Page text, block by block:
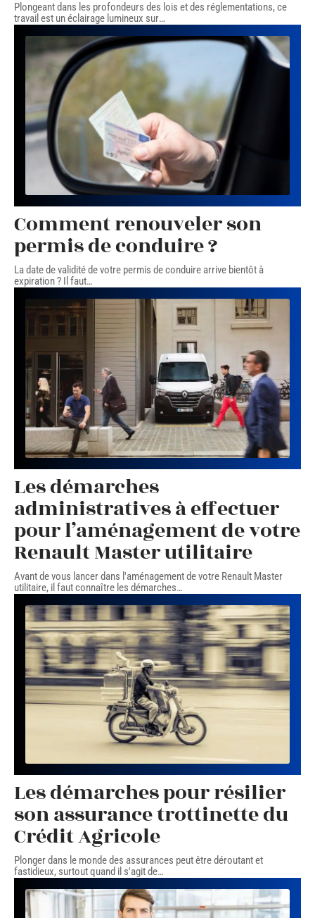
Plongeant dans les profondeurs des lois et des réglementations, ce
travail est un éclairage lumineux sur…
Comment renouveler son
permis de conduire ?
La date de validité de votre permis de conduire arrive bientôt à
expiration ? Il faut…
Les démarches
administratives à effectuer
pour l’aménagement de votre
Renault Master utilitaire
Avant de vous lancer dans l'aménagement de votre Renault Master
utilitaire, il faut connaître les démarches…
Les démarches pour résilier
son assurance trottinette du
Crédit Agricole
Plonger dans le monde des assurances peut être déroutant et
fastidieux, surtout quand il s'agit de…